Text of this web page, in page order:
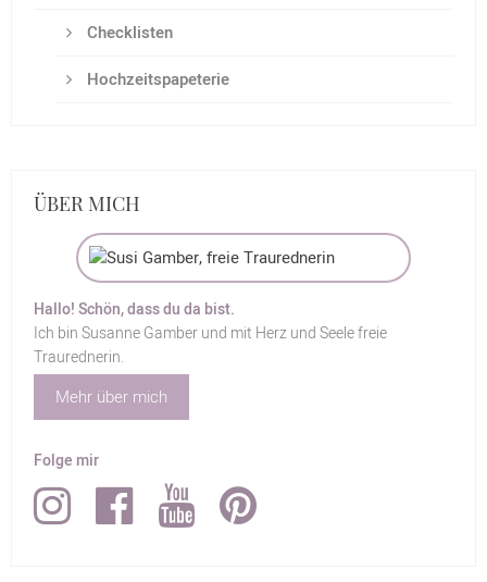
Checklisten
Hochzeitspapeterie
ÜBER MICH
Hallo! Schön, dass du da bist.
Ich bin Susanne Gamber und mit Herz und Seele freie
Traurednerin.
Mehr über mich
Folge mir